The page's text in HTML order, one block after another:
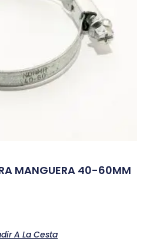
MANGUERA 40-60MM
A La Cesta